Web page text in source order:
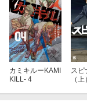
カミキルーKAMI
KILL- 4
スピ
（上）